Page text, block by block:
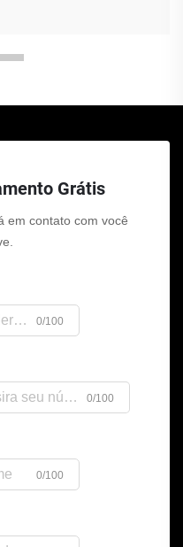
Grátis
em contato com você
0/100
0/100
0/100